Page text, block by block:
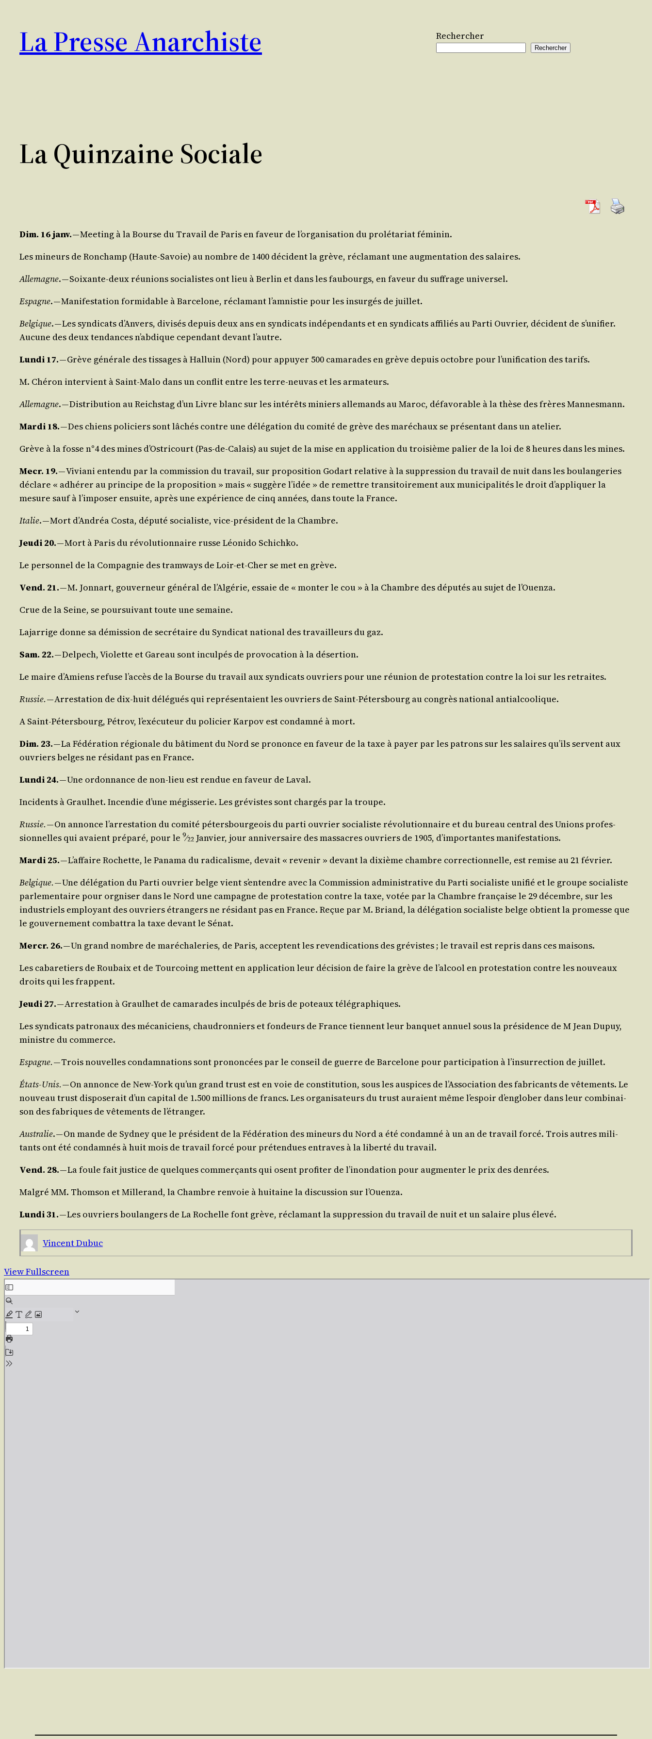
contenu
La Presse Anarchiste Rechercher
Rechercher
La Quinzaine Sociale
Dim. 16 janv.— Mee­ting à la Bourse du Tra­vail de Paris en faveur de l’or­ga­ni­sa­tion du pro­lé­ta­riat féminin.
Les mineurs de Ron­champ (Haute-Savoie) au nombre de 1400 décident la grève, récla­mant une aug­men­ta­tion des salaires.
Alle­magne. — Soixante-deux réunions socia­listes ont lieu à Ber­lin et dans les fau­bourgs, en faveur du suf­frage universel.
Espagne. — Mani­fes­ta­tion for­mi­dable à Bar­ce­lone, récla­mant l’am­nis­tie pour les insur­gés de juillet.
Bel­gique. — Les syn­di­cats d’An­vers, divi­sés depuis deux ans en syn­di­cats indé­pen­dants et en syn­di­cats affi­liés au Par­ti Ouvrier, décident de s’u­ni­fier.
Aucune des deux ten­dances n’ab­dique cepen­dant devant l’autre.
Lun­di 17.— Grève géné­rale des tis­sages à Hal­luin (Nord) pour appuyer 500 cama­rades en grève depuis octobre pour l’u­ni­fi­ca­tion des tarifs.
M. Ché­ron inter­vient à Saint-Malo dans un conflit entre les terre-neu­vas et les armateurs.
Alle­magne. — Dis­tri­bu­tion au Reichs­tag d’un Livre blanc sur les inté­rêts miniers alle­mands au Maroc, défa­vo­rable à la thèse des frères Mannesmann.
Mar­di 18.— Des chiens poli­ciers sont lâchés contre une délé­ga­tion du comi­té de grève des maré­chaux se pré­sen­tant dans un atelier.
Grève à la fosse n°4 des mines d’Os­tri­court (Pas-de-Calais) au sujet de la mise en appli­ca­tion du troi­sième palier de la loi de 8 heures dans les mines.
Mecr. 19.— Vivia­ni enten­du par la com­mis­sion du tra­vail, sur pro­po­si­tion Godart rela­tive à la sup­pres­sion du tra­vail de nuit dans les bou­lan­ge­ries
déclare « adhé­rer au prin­cipe de la pro­po­si­tion » mais « sug­gère l’i­dée » de remettre tran­si­toi­re­ment aux muni­ci­pa­li­tés le droit d’ap­pli­quer la
mesure sauf à l’im­po­ser ensuite, après une expé­rience de cinq années, dans toute la France.
Ita­lie. — Mort d’An­dréa Cos­ta, dépu­té socia­liste, vice-pré­sident de la Chambre.
Jeu­di 20.— Mort à Paris du révo­lu­tion­naire russe Léo­ni­do Schichko.
Le per­son­nel de la Com­pa­gnie des tram­ways de Loir-et-Cher se met en grève.
Vend. 21.— M. Jon­nart, gou­ver­neur géné­ral de l’Al­gé­rie, essaie de « mon­ter le cou » à la Chambre des dépu­tés au sujet de l’Ouenza.
Crue de la Seine, se pour­sui­vant toute une semaine.
Lajar­rige donne sa démis­sion de secré­taire du Syn­di­cat natio­nal des tra­vailleurs du gaz.
Sam. 22.— Del­pech, Vio­lette et Gareau sont incul­pés de pro­vo­ca­tion à la désertion.
Le maire d’A­miens refuse l’ac­cès de la Bourse du tra­vail aux syn­di­cats ouvriers pour une réunion de pro­tes­ta­tion contre la loi sur les retraites.
Rus­sie.— Arres­ta­tion de dix-huit délé­gués qui repré­sen­taient les ouvriers de Saint-Péters­bourg au congrès natio­nal antialcoolique.
A Saint-Péters­bourg, Pétrov, l’exé­cu­teur du poli­cier Kar­pov est condam­né à mort.
Dim. 23.— La Fédé­ra­tion régio­nale du bâti­ment du Nord se pro­nonce en faveur de la taxe à payer par les patrons sur les salaires qu’ils servent aux
ouvriers belges ne rési­dant pas en France.
Lun­di 24.— Une ordon­nance de non-lieu est ren­due en faveur de Laval.
Inci­dents à Graul­het. Incen­die d’une mégis­se­rie. Les gré­vistes sont char­gés par la troupe.
Rus­sie.— On annonce l’ar­res­ta­tion du comi­té péters­bour­geois du par­ti ouvrier socia­liste révo­lu­tion­naire et du bureau cen­tral des Unions pro­fes­
sion­nelles qui avaient pré­pa­ré, pour le 9⁄22 Jan­vier, jour anni­ver­saire des mas­sacres ouvriers de 1905, d’im­por­tantes manifestations.
Mar­di 25.— L’af­faire Rochette, le Pana­ma du radi­ca­lisme, devait « reve­nir » devant la dixième chambre cor­rec­tion­nelle, est remise au 21 février.
Bel­gique.— Une délé­ga­tion du Par­ti ouvrier belge vient s’en­tendre avec la Com­mis­sion admi­nis­tra­tive du Par­ti socia­liste uni­fié et le groupe socia­liste
par­le­men­taire pour orgni­ser dans le Nord une cam­pagne de pro­tes­ta­tion contre la taxe, votée par la Chambre fran­çaise le 29 décembre, sur les
indus­triels employant des ouvriers étran­gers ne rési­dant pas en France. Reçue par M. Briand, la délé­ga­tion socia­liste belge obtient la pro­messe que
le gou­ver­ne­ment com­bat­tra la taxe devant le Sénat.
Mer­cr. 26.— Un grand nombre de maré­cha­le­ries, de Paris, acceptent les reven­di­ca­tions des gré­vistes ; le tra­vail est repris dans ces maisons.
Les caba­re­tiers de Rou­baix et de Tour­coing mettent en appli­ca­tion leur déci­sion de faire la grève de l’al­cool en pro­tes­ta­tion contre les nou­veaux
droits qui les frappent.
Jeu­di 27.— Arres­ta­tion à Graul­het de cama­rades incul­pés de bris de poteaux télégraphiques.
Les syn­di­cats patro­naux des méca­ni­ciens, chau­dron­niers et fon­deurs de France tiennent leur ban­quet annuel sous la pré­si­dence de M Jean Dupuy,
ministre du commerce.
Espagne.— Trois nou­velles condam­na­tions sont pro­non­cées par le conseil de guerre de Bar­ce­lone pour par­ti­ci­pa­tion à l’in­sur­rec­tion de juillet.
États-Unis.— On annonce de New-York qu’un grand trust est en voie de consti­tu­tion, sous les aus­pices de l’As­so­cia­tion des fabri­cants de vête­ments. Le
nou­veau trust dis­po­se­rait d’un capi­tal de 1.500 mil­lions de francs. Les orga­ni­sa­teurs du trust auraient même l’es­poir d’en­glo­ber dans leur com­bi­nai­
son des fabriques de vête­ments de l’étranger.
Aus­tra­lie. — On mande de Syd­ney que le pré­sident de la Fédé­ra­tion des mineurs du Nord a été condam­né à un an de tra­vail for­cé. Trois autres mili­
tants ont été condam­nés à huit mois de tra­vail for­cé pour pré­ten­dues entraves à la liber­té du travail.
Vend. 28.— La foule fait jus­tice de quelques com­mer­çants qui osent pro­fi­ter de l’i­non­da­tion pour aug­men­ter le prix des denrées.
Mal­gré MM. Thom­son et Mil­le­rand, la Chambre ren­voie à hui­taine la dis­cus­sion sur l’Ouenza.
Lun­di 31.— Les ouvriers bou­lan­gers de La Rochelle font grève, récla­mant la sup­pres­sion du tra­vail de nuit et un salaire plus élevé.
Vincent Dubuc
View Fullscreen